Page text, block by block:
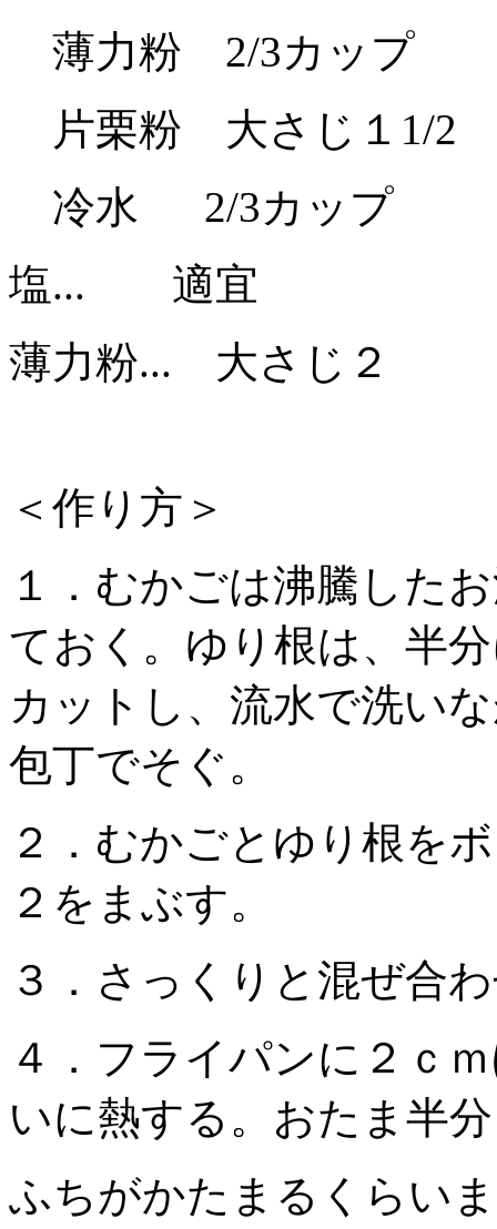
薄力粉 2/3カップ
片栗粉 大さじ１1/2
冷水 2/3カップ
塩... 適宜
薄力粉... 大さじ２
＜作り方＞
１．むかごは沸騰した
ておく。ゆり根は、半
カットし、流水で洗い
包丁でそぐ。
２．むかごとゆり根を
２をまぶす。
３．さっくりと混ぜ合
４．フライパンに２ｃ
いに熱する。おたま半
ふちがかたまるくらい